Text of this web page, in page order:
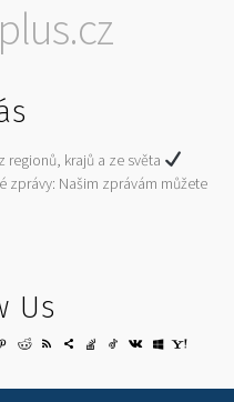
plus.cz
regionů, krajů a ze světa
zprávy: Našim zprávám můžete
Us